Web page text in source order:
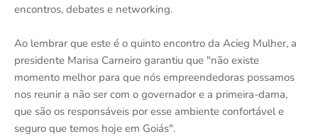
encontros, debates e networking.
Ao lembrar que este é o quinto encontro da Acieg Mulher, a
presidente Marisa Carneiro garantiu que "não existe
momento melhor para que nós empreendedoras possamos
nos reunir a não ser com o governador e a primeira-dama,
que são os responsáveis por esse ambiente confortável e
seguro que temos hoje em Goiás".